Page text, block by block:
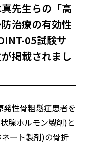
先生らの「高
治療の有効性
05試験サ
掲載されまし
性骨粗鬆症患者を
腺ホルモン製剤)と
ート製剤)の骨折